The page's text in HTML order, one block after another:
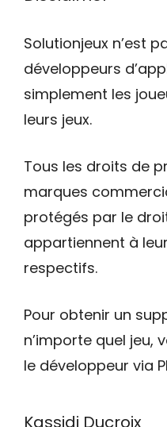
Solutionjeux n’est
développeurs
simplement les
leurs jeux.
Tous les droits de
marques
protégés par le
appartiennent à
respectifs.
Pour obtenir un
n’importe quel jeu,
le développeur via
Kassidi Ducroix